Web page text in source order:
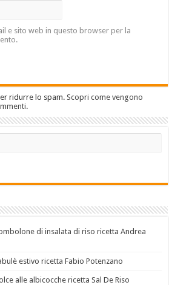
e sito web in questo browser per la
ridurre lo spam.Scopri come vengono
.
di insalata di riso ricetta Andrea
estivo ricetta Fabio Potenzano
alle albicocche ricetta Sal De Riso